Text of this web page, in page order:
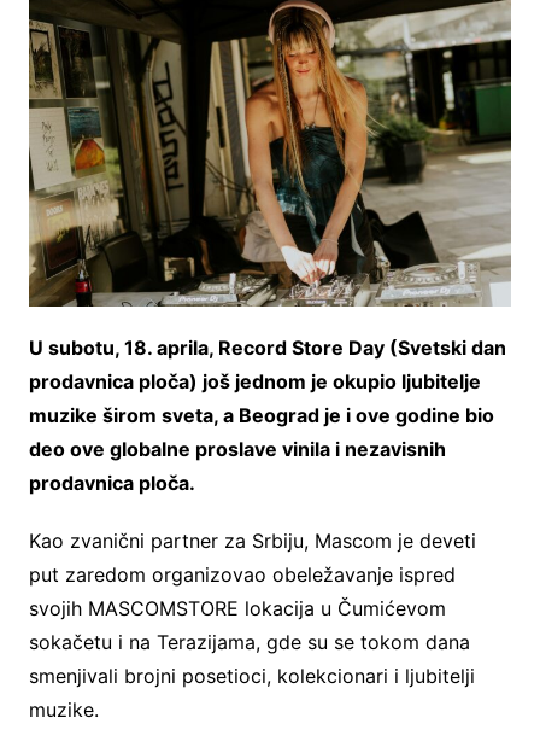
U subotu, 18. aprila, Record Store Day (Svetski dan
prodavnica ploča) još jednom je okupio ljubitelje
muzike širom sveta, a Beograd je i ove godine bio
deo ove globalne proslave vinila i nezavisnih
prodavnica ploča.
Kao zvanični partner za Srbiju, Mascom je deveti
put zaredom organizovao obeležavanje ispred
svojih MASCOMSTORE lokacija u Čumićevom
sokačetu i na Terazijama, gde su se tokom dana
smenjivali brojni posetioci, kolekcionari i ljubitelji
muzike.